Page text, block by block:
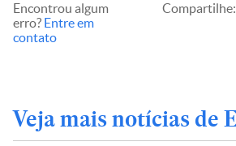
Encontrou algum
erro? Entre em
contato
Compartilhe:
Veja mais notícias de